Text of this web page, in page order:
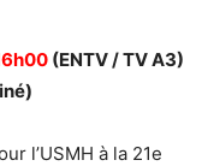
(ENTV / TV A3)
l’USMH à la 21e